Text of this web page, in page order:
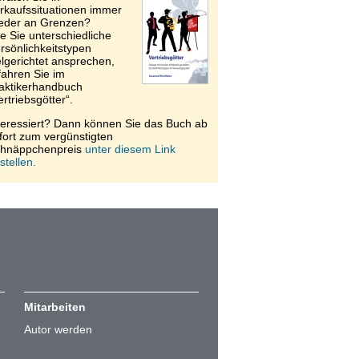
immer
an Grenzen?
Sie unterschiedliche
ansprechen,
Sie im
Dann können Sie das Buch ab
zum vergünstigten
unter diesem Link
Mitarbeiten
Autor werden